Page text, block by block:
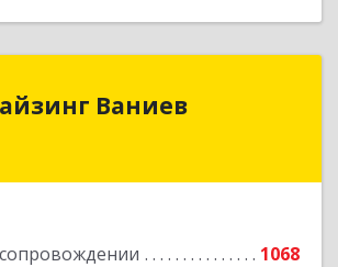
Ваниев
1068
1С:Франчайзинг Ваниев
Казахстан, г. Караганда, ул.